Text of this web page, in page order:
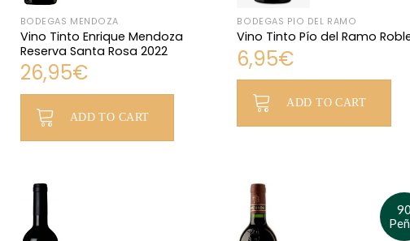
BODEGAS MENDOZA
Vino Tinto Enrique Mendoza
Reserva Santa Rosa 2022
26,95€
ADD TO CART
BODEGAS PÍO DEL RAMO
Vino Tinto Pío del Ramo
6,95€
ADD TO CART
90